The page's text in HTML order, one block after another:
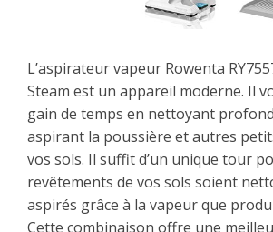
L’aspirateur vapeur Rowenta
Steam est un appareil moderne. Il
gain de temps en nettoyant
aspirant la poussière et autres
vos sols. Il suffit d’un unique tour
revêtements de vos sols soient
aspirés grâce à la vapeur que
Cette combinaison offre une